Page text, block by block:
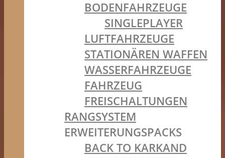
BODENFAHRZEUGE
SINGLEPLAYER
LUFTFAHRZEUGE
STATIONÄREN WAFFEN
WASSERFAHRZEUGE
FAHRZEUG
FREISCHALTUNGEN
RANGSYSTEM
ERWEITERUNGSPACKS
BACK TO KARKAND